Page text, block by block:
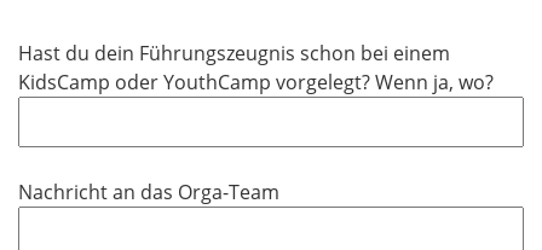
d
Hast du dein Führungszeugnis schon bei einem
KidsCamp oder YouthCamp vorgelegt? Wenn ja, wo?
Nachricht an das Orga-Team